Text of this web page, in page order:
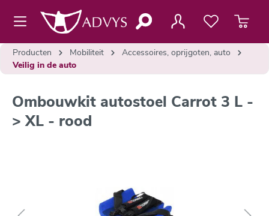
hoofdinhoud
Producten Mobiliteit
Accessoires, oprijgoten, auto
Veilig in de auto
Ombouwkit autostoel Carrot 3 L -
> XL - rood